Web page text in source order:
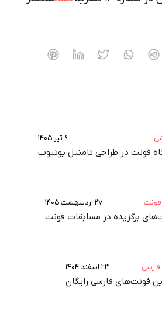
۹ تیر ۱۴۰۵
فونت در طراحی تامنیل یوتیوب
فونت ۲۷ اردیبهشت ۱۴۰۵
برگزیده در مسابقات فونت
۲۳ اسفند ۱۴۰۴
فونت‌های فارسی رایگان